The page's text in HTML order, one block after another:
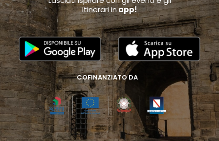
itinerari inapp!
COFINANZIATO DA